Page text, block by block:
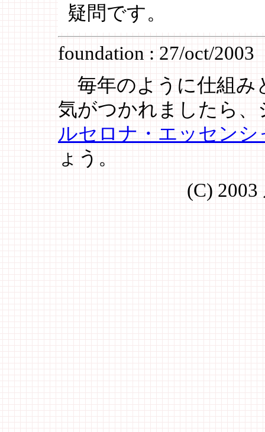
疑問です。
foundation : 27/oct/2003
毎年のように仕組み
気がつかれましたら
ルセロナ・エッセンシ
ょう。
(C)